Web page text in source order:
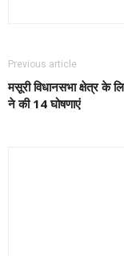
Previous article
मसूरी विधानसभा क्षेत्र के
ने की 14 घोषणाएं